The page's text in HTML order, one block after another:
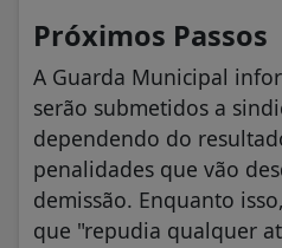
Próximos Passos
A Guarda Municipal
serão submetidos a
dependendo do
penalidades que vão
demissão. Enquanto
que "repudia qualquer